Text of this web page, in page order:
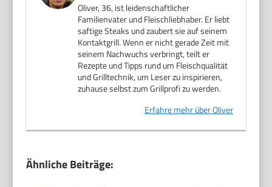
Oliver, 36, ist leidenschaftlicher
Familienvater und Fleischliebhaber. Er liebt
saftige Steaks und zaubert sie auf seinem
Kontaktgrill. Wenn er nicht gerade Zeit mit
seinem Nachwuchs verbringt, teilt er
Rezepte und Tipps rund um Fleischqualität
und Grilltechnik, um Leser zu inspirieren,
zuhause selbst zum Grillprofi zu werden.
Erfahre mehr über Oliver
Ähnliche Beiträge: